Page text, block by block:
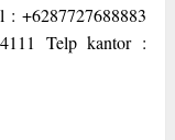
: +6287727688883
Telp kantor :